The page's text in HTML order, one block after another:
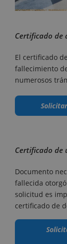
Certificado de
El certificado
fallecimiento
numerosos
Certificado de
Documento
fallecida
solicitud es
certificado de